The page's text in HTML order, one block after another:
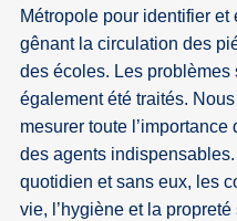
Métropole pour identifier
gênant la circulation des
des écoles. Les
également été traités.
mesurer toute
des agents
quotidien et sans eux, les
vie, l’hygiène et la